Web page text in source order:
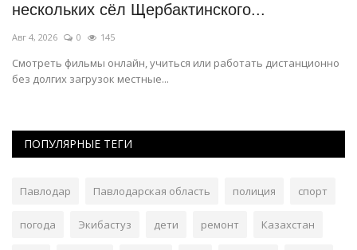
нескольких сёл Щербактинского...
Авг 4, 2026 0 145
Смотреть фильмы онлайн, учиться или работать дистанционно
без долгих загрузок местные...
ПОПУЛЯРНЫЕ ТЕГИ
Павлодар Павлодарская область полиция спорт
погода Экибастуз дети ремонт Казахстан